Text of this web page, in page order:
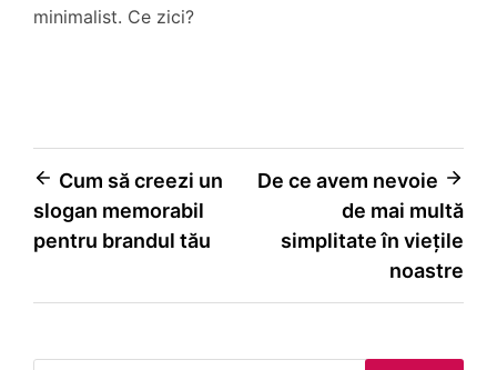
minimalist. Ce zici?
Navigare
în
Cum să creezi un
slogan memorabil
pentru brandul tău
De ce avem nevoie
de mai multă
simplitate în viețile
noastre